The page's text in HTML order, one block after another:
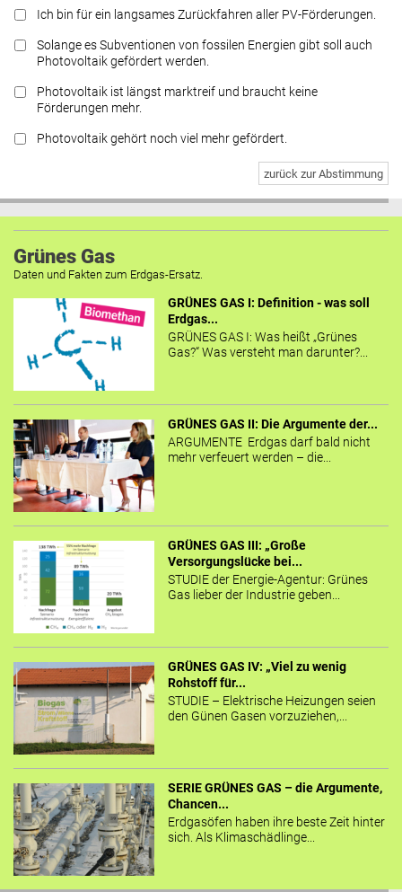
Ich bin für ein langsames Zurückfahren aller PV-Förderungen.
Solange es Subventionen von fossilen Energien gibt soll auch
Photovoltaik gefördert werden.
Photovoltaik ist längst marktreif und braucht keine
Förderungen mehr.
Photovoltaik gehört noch viel mehr gefördert.
zurück zur Abstimmung
Grünes Gas
Daten und Fakten zum Erdgas-Ersatz.
GRÜNES GAS I: Definition - was soll
Erdgas...
GRÜNES GAS I: Was heißt „Grünes
Gas?“ Was versteht man darunter?...
GRÜNES GAS II: Die Argumente der...
ARGUMENTE Erdgas darf bald nicht
mehr verfeuert werden – die...
GRÜNES GAS III: „Große
Versorgungslücke bei...
STUDIE der Energie-Agentur: Grünes
Gas lieber der Industrie geben...
GRÜNES GAS IV: „Viel zu wenig
Rohstoff für...
STUDIE – Elektrische Heizungen seien
den Günen Gasen vorzuziehen,...
SERIE GRÜNES GAS – die Argumente,
Chancen...
Erdgasöfen haben ihre beste Zeit hinter
sich. Als Klimaschädlinge...